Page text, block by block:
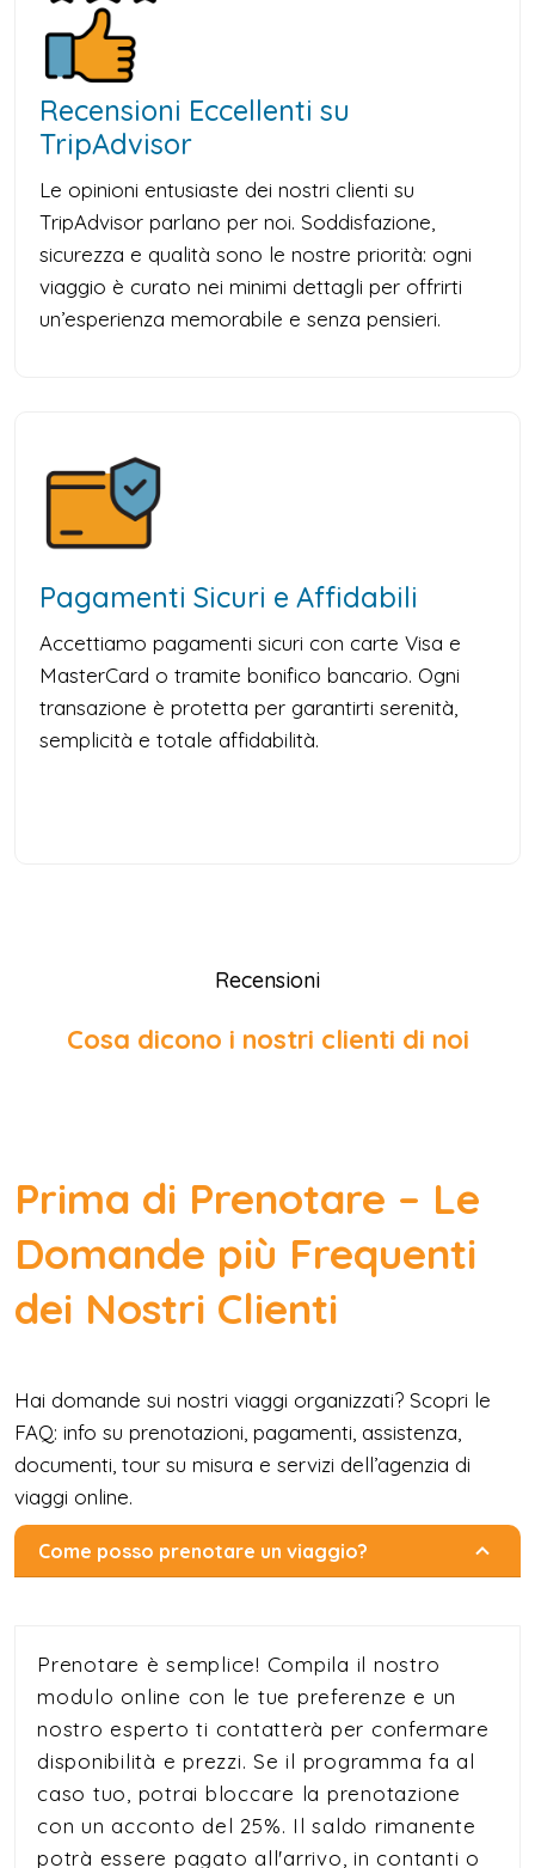
Recensioni Eccellenti su
TripAdvisor
Le opinioni entusiaste dei nostri clienti su
TripAdvisor parlano per noi. Soddisfazione,
sicurezza e qualità sono le nostre priorità: ogni
viaggio è curato nei minimi dettagli per offrirti
un’esperienza memorabile e senza pensieri.
Pagamenti Sicuri e Affidabili
Accettiamo pagamenti sicuri con carte Visa e
MasterCard o tramite bonifico bancario. Ogni
transazione è protetta per garantirti serenità,
semplicità e totale affidabilità.
Recensioni
Cosa dicono i nostri clienti di noi
Prima di Prenotare – Le
Domande più Frequenti
dei Nostri Clienti
Hai domande sui nostri viaggi organizzati? Scopri le
FAQ: info su prenotazioni, pagamenti, assistenza,
documenti, tour su misura e servizi dell’agenzia di
viaggi online.
Come posso prenotare un viaggio?
Prenotare è semplice! Compila il nostro
modulo online con le tue preferenze e un
nostro esperto ti contatterà per confermare
disponibilità e prezzi. Se il programma fa al
caso tuo, potrai bloccare la prenotazione
con un acconto del 25%. Il saldo rimanente
potrà essere pagato all'arrivo, in contanti o